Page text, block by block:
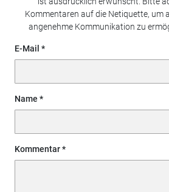
Kommentaren auf die Netiquette, um
angenehme Kommunikation zu
E-Mail
Name
Kommentar